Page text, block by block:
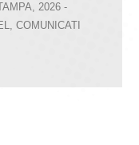
, 2026 -
, COMUNICATI